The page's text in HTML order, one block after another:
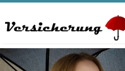
to
content